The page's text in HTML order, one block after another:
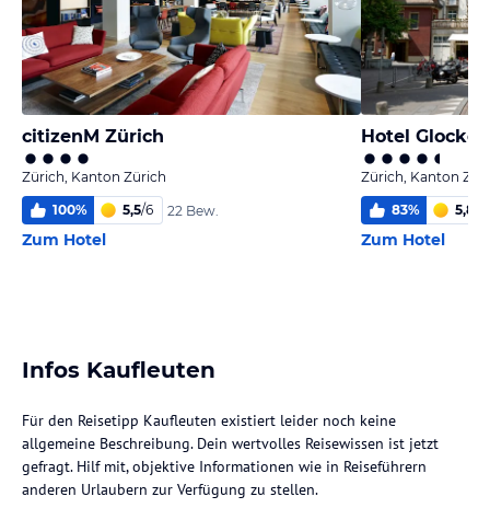
citizenM Zürich
Zürich, Kanton Zürich
100% 5,5/6 22 Bew.
Zum Hotel
Hotel
Zürich, Kanton
83% 5,8
Zum Hotel
Infos Kaufleuten
Für den Reisetipp Kaufleuten existiert leider noch keine
allgemeine Beschreibung. Dein wertvolles Reisewissen ist jetzt
gefragt. Hilf mit, objektive Informationen wie in Reiseführern
anderen Urlaubern zur Verfügung zu stellen.